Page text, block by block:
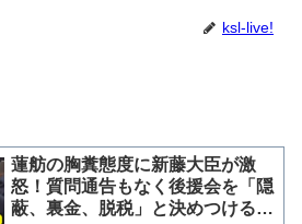
ksl-live!
蓮舫の胸糞態度に新藤大臣が激
怒！質問通告もなく後援会を「隠
蔽、裏金、脱税」と決めつける質